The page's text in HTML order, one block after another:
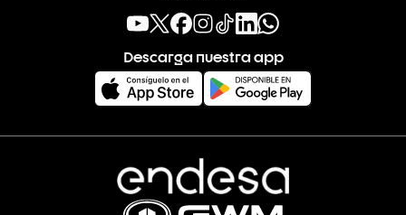
Descarga nuestra app